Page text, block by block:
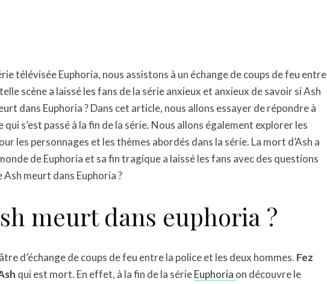
télévisée Euphoria, nous assistons à un échange de coups de feu entre
scène a laissé les fans de la série anxieux et anxieux de savoir si Ash
dans Euphoria ? Dans cet article, nous allons essayer de répondre à
s’est passé à la fin de la série. Nous allons également explorer les
les personnages et les thèmes abordés dans la série. La mort d’Ash a
de Euphoria et sa fin tragique a laissé les fans avec des questions
meurt dans Euphoria ?
meurt dans euphoria ?
d’échange de coups de feu entre la police et les deux hommes. Fez
qui est mort. En effet, à la fin de la sérieEuphoria on découvre le